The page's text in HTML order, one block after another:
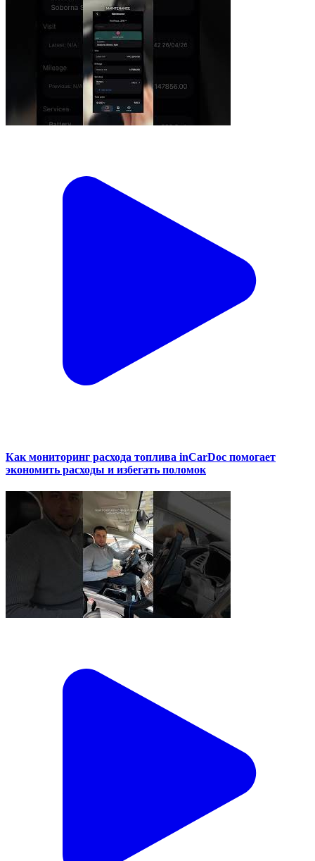
Как мониторинг расхода топлива inCarDoc помогает
экономить расходы и избегать поломок